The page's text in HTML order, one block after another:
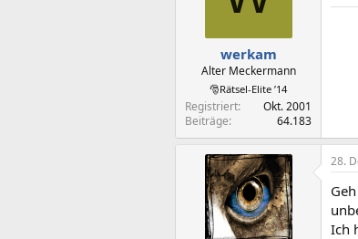
werkam
Alter Meckermann
🎅Rätsel-Elite ’14
Registriert
Okt. 2001
Beiträge
64.183
28.
Ich